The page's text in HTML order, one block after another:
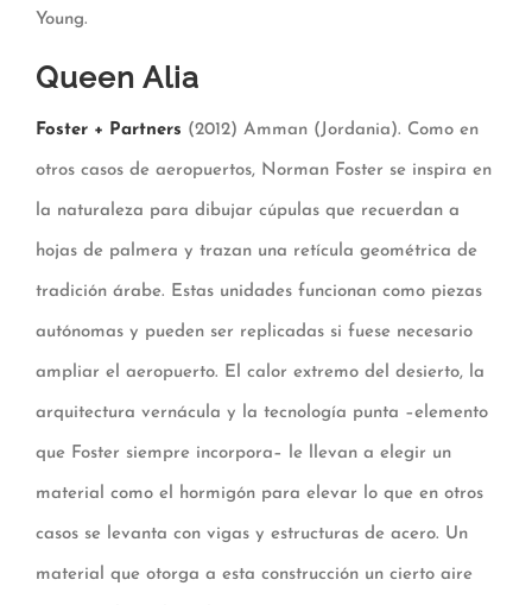
Young.
Queen Alia
Foster + Partners (2012) Amman (Jordania). Como en
otros casos de aeropuertos, Norman Foster se inspira en
la naturaleza para dibujar cúpulas que recuerdan a
hojas de palmera y trazan una retícula geométrica de
tradición árabe. Estas unidades funcionan como piezas
autónomas y pueden ser replicadas si fuese necesario
ampliar el aeropuerto. El calor extremo del desierto, la
arquitectura vernácula y la tecnología punta –elemento
que Foster siempre incorpora– le llevan a elegir un
material como el hormigón para elevar lo que en otros
casos se levanta con vigas y estructuras de acero. Un
material que otorga a esta construcción un cierto aire